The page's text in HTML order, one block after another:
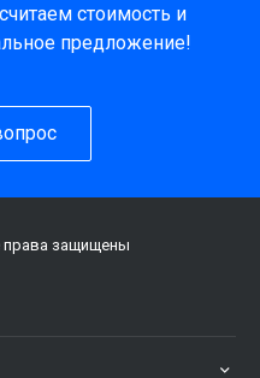
стоимость и
предложение!
права защищены